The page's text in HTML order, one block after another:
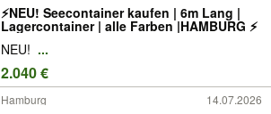
⚡️NEU! Seecontainer kaufen | 6m Lang |
Lagercontainer | alle Farben |HAMBURG ⚡️
NEU! ...
2.040 €
Hamburg 14.07.2026